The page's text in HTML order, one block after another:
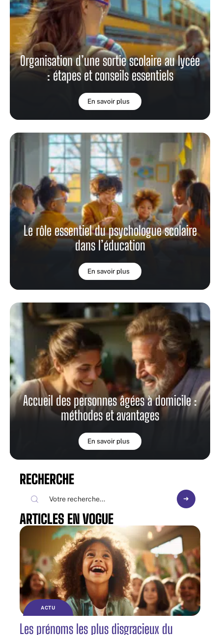
Organisation d’une sortie scolaire au lycée
: étapes et conseils essentiels
En savoir plus
Le rôle essentiel du psychologue scolaire
dans l’éducation
En savoir plus
Accueil des personnes âgées à domicile :
méthodes et avantages
En savoir plus
RECHERCHE
ARTICLES EN VOGUE
ACTU
Les prénoms les plus disgracieux du